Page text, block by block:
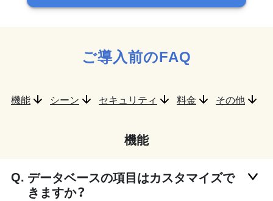
ご導入前のFAQ
機能 シーン セキュリティ 料金 その他
機能
データベースの項目はカスタマイズで
きますか？